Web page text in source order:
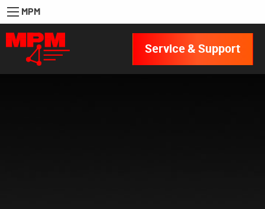
MPM
Service & Support